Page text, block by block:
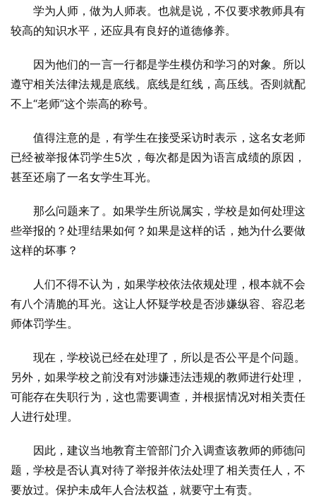
学为人师，做为人师表。也就是说，不仅要求教师具有
较高的知识水平，还应具有良好的道德修养。
因为他们的一言一行都是学生模仿和学习的对象。所以
遵守相关法律法规是底线。底线是红线，高压线。否则就配
不上“老师”这个崇高的称号。
值得注意的是，有学生在接受采访时表示，这名女老师
已经被举报体罚学生5次，每次都是因为语言成绩的原因，
甚至还扇了一名女学生耳光。
那么问题来了。如果学生所说属实，学校是如何处理这
些举报的？处理结果如何？如果是这样的话，她为什么要做
这样的坏事？
人们不得不认为，如果学校依法依规处理，根本就不会
有八个清脆的耳光。这让人怀疑学校是否涉嫌纵容、容忍老
师体罚学生。
现在，学校说已经在处理了，所以是否公平是个问题。
另外，如果学校之前没有对涉嫌违法违规的教师进行处理，
可能存在失职行为，这也需要调查，并根据情况对相关责任
人进行处理。
因此，建议当地教育主管部门介入调查该教师的师德问
题，学校是否认真对待了举报并依法处理了相关责任人，不
要放过。保护未成年人合法权益，就要守土有责。